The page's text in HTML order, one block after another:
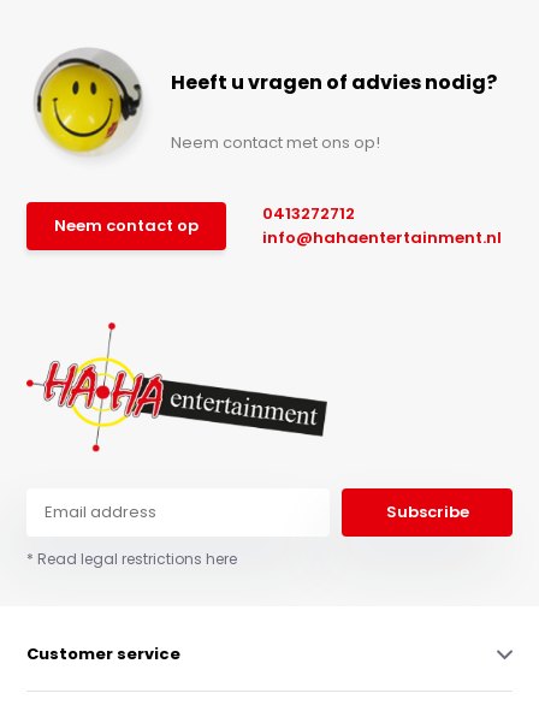
Heeft u vragen of advies nodig?
Neem contact met ons op!
Neem contact op
0413272712
info@hahaentertainment.nl
Subscribe
* Read legal restrictions here
Customer service